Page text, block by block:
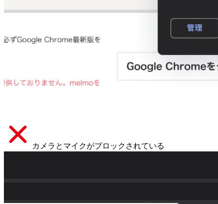
カメラとマイクがブロックされている